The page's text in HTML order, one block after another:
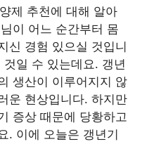
제 추천에 대해 알아
이 어느 순간부터 몸
신 경험 있으실 것입니
일 수 있는데요. 갱년
생산이 이루어지지 않
운 현상입니다. 하지만
증상 때문에 당황하고
. 이에 오늘은 갱년기